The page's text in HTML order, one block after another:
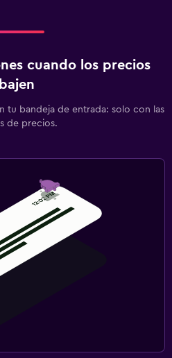
cuando los precios
bajen
tu bandeja de entrada: solo con las
de precios.